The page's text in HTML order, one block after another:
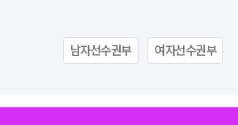
남자선수권부 여자선수권부